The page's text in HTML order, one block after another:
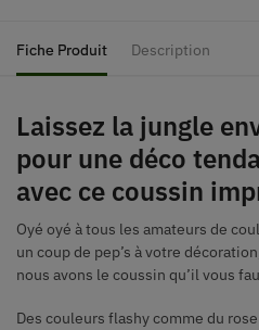
Fiche Produit Description
Laissez la jungle
pour une déco
avec ce coussin
Oyé oyé à tous les amateurs de
un coup de pep’s à votre
nous avons le coussin qu’il vous
Des couleurs flashy comme du